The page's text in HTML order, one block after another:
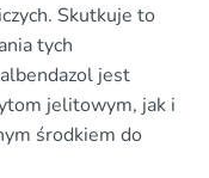
Skutkuje to
tych
jest
jelitowym, jak i
środkiem do